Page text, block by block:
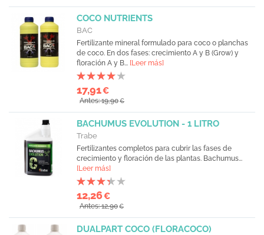
COCO NUTRIENTS
BAC
Fertilizante mineral formulado para coco o planchas
de coco. En dos fases: crecimiento A y B (Grow) y
floración A y B... [Leer más]
17,91€
Antes: 19,90€
BACHUMUS EVOLUTION - 1 LITRO
Trabe
Fertilizantes completos para cubrir las fases de
crecimiento y floración de las plantas. Bachumus...
[Leer más]
12,26€
Antes: 12,90€
DUALPART COCO (FLORACOCO)